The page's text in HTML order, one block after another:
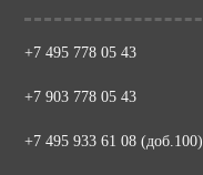
+7 495 778 05 43
+7 903 778 05 43
+7 495 933 61 08 (доб.100)